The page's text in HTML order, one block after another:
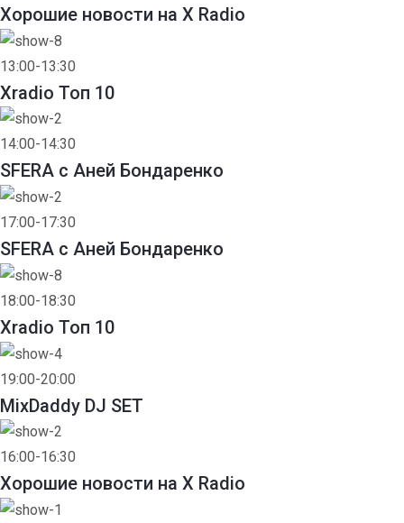
Хорошие новости на X Radio
13:00-13:30
Xradio Топ 10
14:00-14:30
SFERA с Аней Бондаренко
17:00-17:30
SFERA с Аней Бондаренко
18:00-18:30
Xradio Топ 10
19:00-20:00
MixDaddy DJ SET
16:00-16:30
Хорошие новости на X Radio